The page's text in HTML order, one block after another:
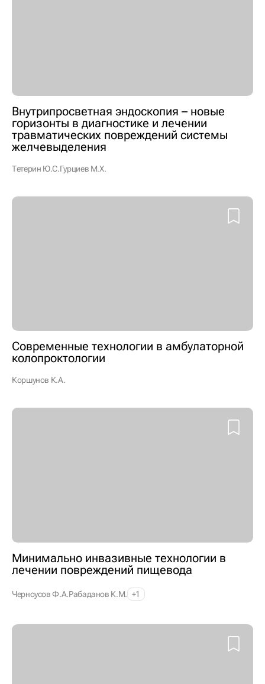
Внутрипросветная эндоскопия – новые
горизонты в диагностике и лечении
травматических повреждений системы
желчевыделения
Тетерин Ю.С.Гурциев М.Х.
Современные технологии в амбулаторной
колопроктологии
Коршунов К.А.
Минимально инвазивные технологии в
лечении повреждений пищевода
Черноусов Ф.А.Рабаданов К.М. +1